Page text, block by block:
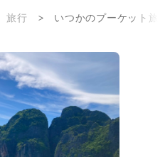
旅行 いつかのプーケット旅